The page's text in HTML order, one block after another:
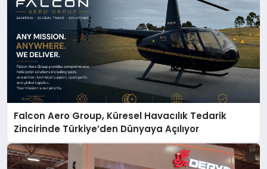
Falcon Aero Group, Küresel Havacılık Tedarik
Zincirinde Türkiye’den Dünyaya Açılıyor